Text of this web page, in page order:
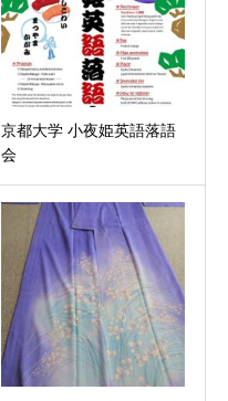
京都大学 小夜姫英語落語
会